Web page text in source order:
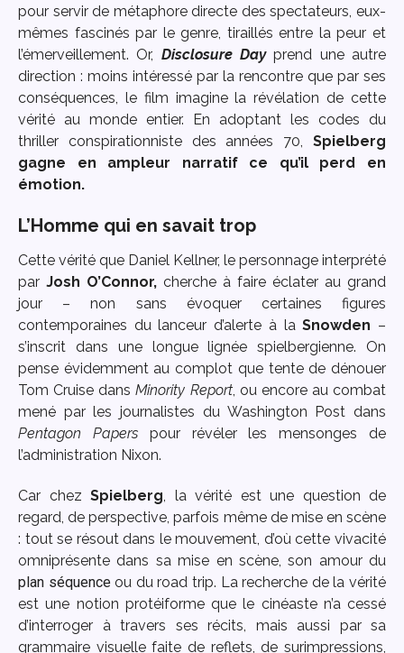
pour servir de métaphore directe des spectateurs, eux-
mêmes fascinés par le genre, tiraillés entre la peur et
l’émerveillement. Or, Disclosure Dayprend une autre
direction : moins intéressé par la rencontre que par ses
conséquences, le film imagine la révélation de cette
vérité au monde entier. En adoptant les codes du
thriller conspirationniste des années 70, Spielberg
gagne en ampleur narratif ce qu’il perd en
émotion.
L’Homme qui en savait trop
Cette vérité que Daniel Kellner, le personnage interprété
par Josh O’Connor, cherche à faire éclater au grand
jour – non sans évoquer certaines figures
contemporaines du lanceur d’alerte à laSnowden –
s’inscrit dans une longue lignée spielbergienne. On
pense évidemment au complot que tente de dénouer
Tom Cruise dansMinority Report, ou encore au combat
mené par les journalistes du Washington Post dans
Pentagon Paperspour révéler les mensonges de
l’administration Nixon.
Car chez Spielberg , la vérité est une question de
regard, de perspective, parfois même de mise en scène
: tout se résout dans le mouvement, d’où cette vivacité
omniprésente dans sa mise en scène, son amour du
plan séquenceou du road trip. La recherche de la vérité
est une notion protéiforme que le cinéaste n’a cessé
d’interroger à travers ses récits, mais aussi par sa
grammaire visuelle faite de reflets, de surimpressions,